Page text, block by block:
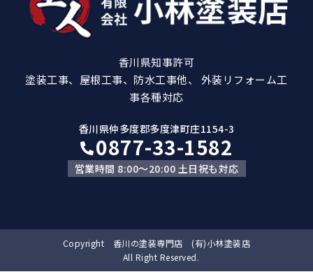
香川県知事許可
塗装工事、屋根工事、防水工事他、 外装リフォーム工
事各種対応
香川県仲多度郡多度津町庄1154-3
0877-33-1582
営業時間 8:00～20:00 土日祝も対応
Copyright 香川の塗装専門店 (有)小林塗装店
All Right Reserved.